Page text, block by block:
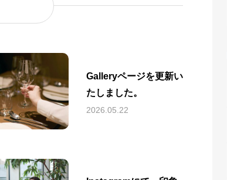
Galleryページを更新い
たしました。
2026.05.22